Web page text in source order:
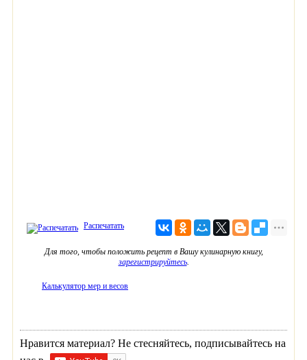
Распечатать
Для того, чтобы положить рецепт в Вашу кулинарную книгу,
зарегистрируйтесь.
Калькулятор мер и весов
Нравится материал? Не стесняйтесь, подписывайтесь на